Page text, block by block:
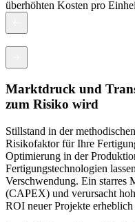
überhöhten Kosten pro
Marktdruck und
zum Risiko wird
Stillstand in der
Risikofaktor für Ihre
Optimierung in der
Fertigungstechnologien
Verschwendung. Ein starres
(CAPEX) und verursacht
ROI neuer Projekte erheblich